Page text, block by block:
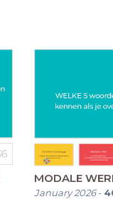
MODALE
January 2026-